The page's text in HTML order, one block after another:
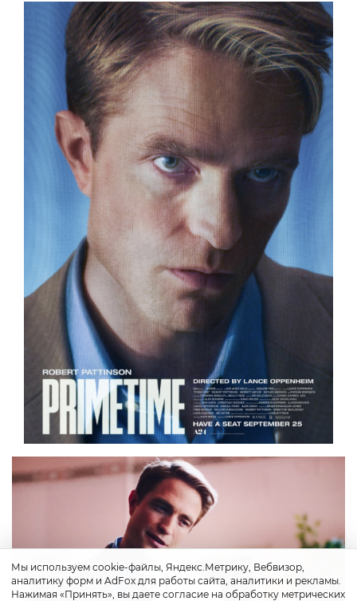
и повествует о телевизионном реалити-шоу
«Поймать хищника», а в основе сценария —
статья Люка Дитриха для Esquire, в которой
он подробно описывает сложную и спорную
операцию по задержанию преступников.
Шоу стало культурным феноменом жанра
тру-крайм в США, но закрылось после
нескольких скандалов, включая
самоубийство одного из подозреваемых.
Мы используем cookie-файлы, Яндекс.Метрику, Вебвизор,
аналитику форм и AdFox для работы сайта, аналитики и рекламы.
Нажимая «Принять», вы даете согласие на обработку метрических